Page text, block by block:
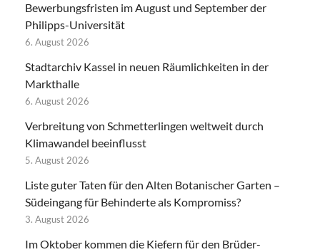
Bewerbungsfristen im August und September der
Philipps-Universität
6. August 2026
Stadtarchiv Kassel in neuen Räumlichkeiten in der
Markthalle
6. August 2026
Verbreitung von Schmetterlingen weltweit durch
Klimawandel beeinflusst
5. August 2026
Liste guter Taten für den Alten Botanischer Garten –
Südeingang für Behinderte als Kompromiss?
3. August 2026
Im Oktober kommen die Kiefern für den Brüder-